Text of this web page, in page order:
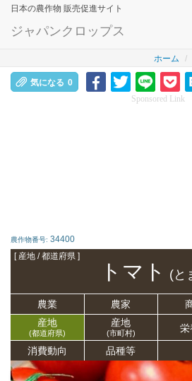
日本の農作物 販売促進サイト
ジャパンクロップス
ホーム
気になる 0
Sponsored Link
農作物番号: 34400
[ 産地 / 都道府県 ]
トマト (と
農業 農家
産地
(都道府県)
産地
(市町村) 栄
消費動向 品種等